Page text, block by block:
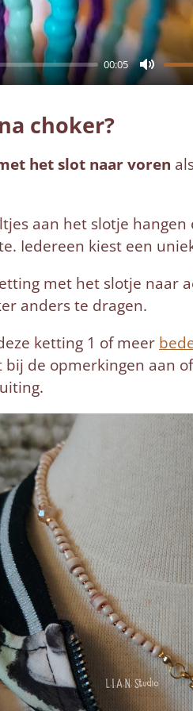
00:05
M
e
choker?
het slot naar voren
aan het slotje
Iedereen kiest een
met het slotje naar
anders te dragen.
ketting 1 of meer
de opmerkingen aan